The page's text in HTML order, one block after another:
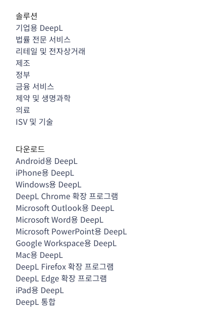
솔루션
기업용 DeepL
법률 전문 서비스
리테일 및 전자상거래
제조
정부
금융 서비스
제약 및 생명과학
의료
ISV 및 기술
다운로드
Android용 DeepL
iPhone용 DeepL
Windows용 DeepL
DeepL Chrome 확장 프로그램
Microsoft Outlook용 DeepL
Microsoft Word용 DeepL
Microsoft PowerPoint용 DeepL
Google Workspace용 DeepL
Mac용 DeepL
DeepL Firefox 확장 프로그램
DeepL Edge 확장 프로그램
iPad용 DeepL
DeepL 통합